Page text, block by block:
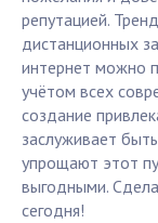
репутацией.
дистанционных
интернет можно
учётом всех
создание
заслуживает
упрощают этот
выгодными.
сегодня!